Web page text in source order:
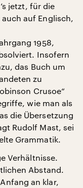
jetzt, für die
auf Englisch,
1958,
Insofern
das Buch um
zu
Crusoe“
wie man als
die Übersetzung
Rudolf Mast, sei
Grammatik.
Verhältnisse.
Abstand.
an klar,